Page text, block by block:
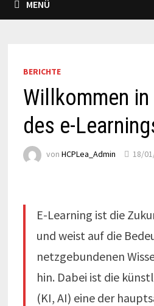
MENÜ
BERICHTE
Willkommen
des e-
von HCPLea_Admin 18/
E-Learning ist die
und weist auf die
netzgebundenen
hin. Dabei ist die
(KI, AI) eine der